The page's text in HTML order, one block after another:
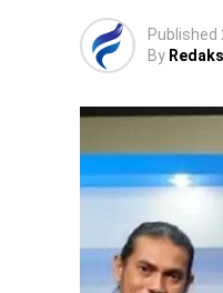
Published
By